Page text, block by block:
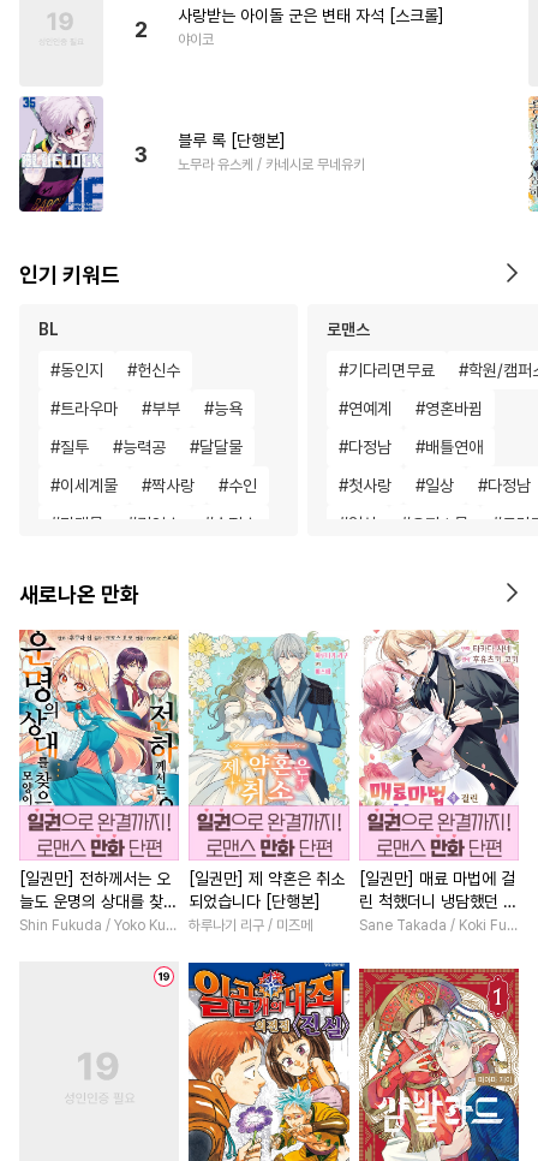
2
사랑받는 아이돌 군은 변태 자석 [스크롤]
야이코
3
블루 록 [단행본]
노무라 유스케 / 카네시로 무네유키
인기 키워드
BL
#동인지 #헌신수
#트라우마 #부부 #능욕
#질투 #능력공 #달달물
#이세계물 #짝사랑 #수인
#리맨물 #귀염수 # 순정수
#페티쉬 #벤츠공
#강수 #헤테로공 #변태수
#예민수 #평범수
#연상연하 #변태
#쓰레기수 #굴림수
#유혹수 #떡대수 #연하수
#미인수 #명랑수
#츤데레공
초능력
#삼각관계 #하드코어
친구 #무심수
가이드버스
문란공 #임신수
강공 # 3P
능력수
#능글수
로맨스
#기다리면무료 #학원/캠퍼
#연예계 #영혼바뀜
#다정남 #배틀연애
#첫사랑 #일상 #다정남
#일상 #오피스물 #드라
#소설원작 #조신남
#
판타지/SF #육아물
#삼각관계 #나이차커플
#선후배 #평범녀 #복수
# 직진남 #죽음/살인
#
로맨스 #부부 #짝사랑
철벽남 #능글남 # 로맨
능력녀 #직진남 # 고수
#환생물 #명문세가
#철벽녀 #재벌남
# 연상연하 #사제관계
#후회남 #게임 #계략남
# 할리퀸 #무심남 # 까칠
새로나온 만화
[일권만] 전하께서는 오
늘도 운명의 상대를 찾으
신 모양이네요 (웃음) [단
Shin Fukuda / Yoko Kurosu
[일권만] 제 약혼은 취소
되었습니다 [단행본]
하루나기 리구 / 미즈메
[일권만] 매료 마법에 걸
린 척했더니 냉담했던 약
혼자가 맹목적인 사랑꾼Sane Takada / Koki Fuyutsuki